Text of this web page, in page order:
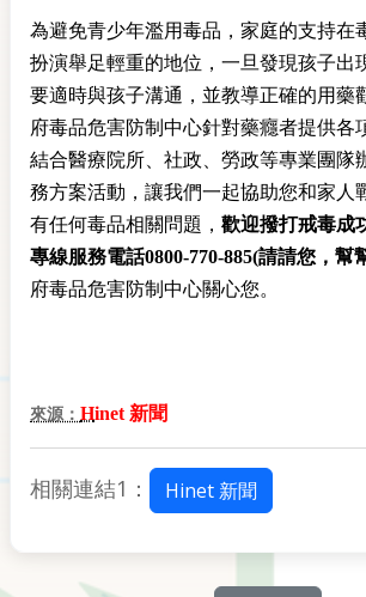
為避免青少年濫用毒品，家庭的支持在
扮演舉足輕重的地位，一旦發現孩子出
要適時與孩子溝通，並教導正確的用藥
府毒品危害防制中心針對藥癮者提供各
結合醫療院所、社政、勞政等專業團隊
務方案活動，讓我們一起協助您和家人
有任何毒品相關問題， 歡迎撥打戒毒成
專線服務電話0800-770-885(請請您，幫
府毒品危害防制中心關心您。
來源： Hinet 新聞
相關連結1： Hinet 新聞